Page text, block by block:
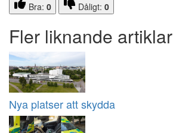
Bra: 0 Dåligt: 0
Fler liknande artiklar
Nya platser att skydda